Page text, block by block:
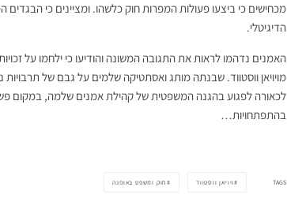
מכחישים כי ביצעו פעולות המפרות חוק כלשהו. ומציינים כי הבגדים
הדיגיטלי.
האמנים נדהמו לראות את התגובה המשונה והודיעו כי ילחמו על
מויויאן ווסטווד. שבנתה מותג ואסתטיקה שלמים על גבם של
לכאורה לפגוע בהגנה המשפטית של קהילת אמנים שלמה, במקום
בהתפתחויות…
TAGS ויויאן ווסטווד חוק ומשפט באופנה